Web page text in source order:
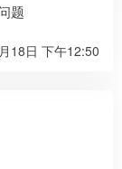
题
18日 下午12:50